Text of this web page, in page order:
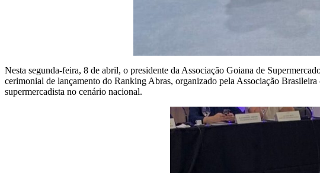
Nesta segunda-feira, 8 de abril, o presidente da Associação Goiana de
cerimonial de lançamento do Ranking Abras, organizado pela Associação
supermercadista no cenário nacional.